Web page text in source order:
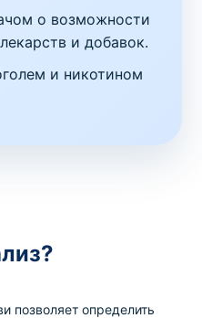
о возможности
и добавок.
и никотином
позволяет определить